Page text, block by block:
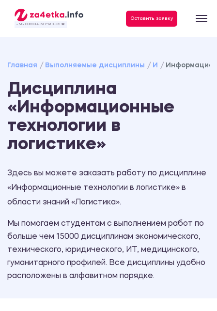
- МЫ ПОМОГАЕМ УЧИТЬСЯ ❤️
Оставить заявку
Главная Выполняемые дисциплины И
Дисциплина
«Информационные
технологии в
логистике»
Здесь вы можете заказать работу по дисциплине
«Информационные технологии в логистике» в
области знаний «Логистика».
Мы помогаем студентам с выполнением работ по
больше чем 15000 дисциплинам экономического,
технического, юридического, ИТ, медицинского,
гуманитарного профилей. Все дисциплины удобно
расположены в алфавитном порядке.